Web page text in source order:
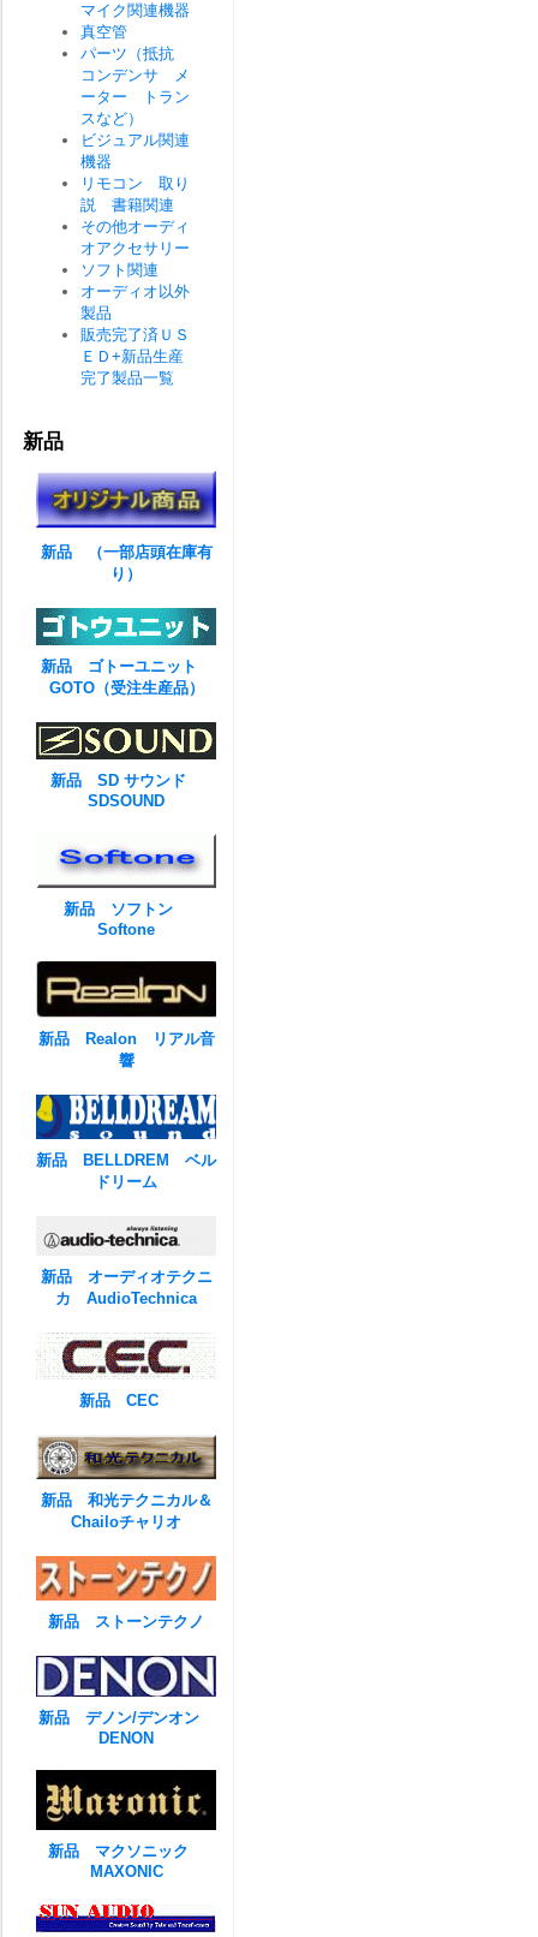
マイク関連機器
真空管
パーツ（抵抗
コンデンサ メ
ーター トラン
スなど）
ビジュアル関連
機器
リモコン 取り
説 書籍関連
その他オーディ
オアクセサリー
ソフト関連
オーディオ以外
製品
販売完了済ＵＳ
ＥＤ+新品生産
完了製品一覧
新品
新品 （一部店頭在庫有
り）
新品 ゴトーユニット
GOTO（受注生産品）
新品 SD サウンド
SDSOUND
新品 ソフトン
Softone
新品 Realon リアル音
響
新品 BELLDREM ベル
ドリーム
新品 オーディオテクニ
カ AudioTechnica
新品 CEC
新品 和光テクニカル＆
Chailoチャリオ
新品 ストーンテクノ
新品 デノン/デンオン
DENON
新品 マクソニック
MAXONIC